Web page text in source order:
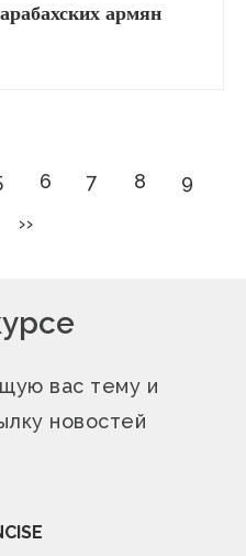
армян
Страница
6 Страница
7 Страница
8 9
Следующая
››
вас тему и
новостей